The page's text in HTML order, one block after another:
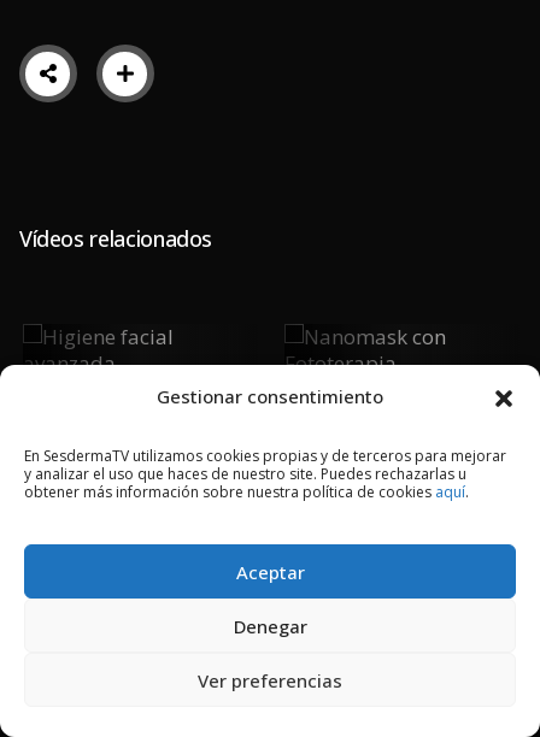
Gestionar consentimiento
En SesdermaTV utilizamos cookies propias y de terceros para mejorar
y analizar el uso que haces de nuestro site. Puedes rechazarlas u
obtener más información sobre nuestra política de cookies aquí.
Aceptar
Denegar
Ver preferencias
Vídeos relacionados
Higiene
Nanomask
Fototerapia
CONTACTO
AVISO LEGAL
POLÍTICA DE PRIVACIDAD